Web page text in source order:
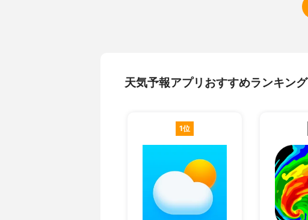
天気予報アプリおすすめランキング
1位